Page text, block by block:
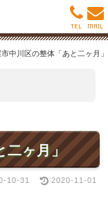
中川区の整体「あと二ヶ月」
二ヶ月」
10-31 2020-11-01
MAIL
TEL